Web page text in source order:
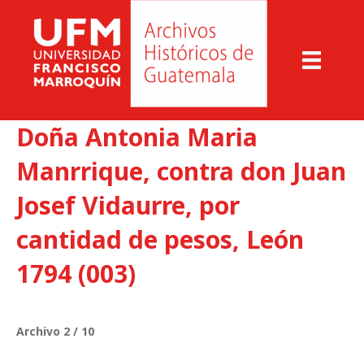
Doña Antonia Maria
Manrrique, contra don Juan
Josef Vidaurre, por
cantidad de pesos, León
1794 (003)
Archivo 2 / 10